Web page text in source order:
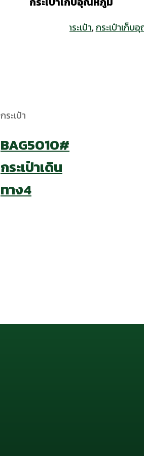
กระเป๋า,กระเป๋าเก็บ
กระเป๋า
BAG5010#
กระเป๋าเดิน
ทาง4